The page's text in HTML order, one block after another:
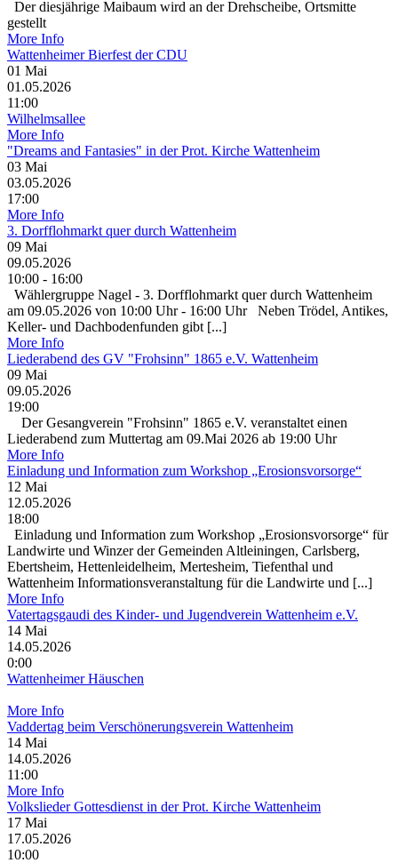
Der diesjährige Maibaum wird an der Drehscheibe, Ortsmitte
gestellt
More Info
Wattenheimer Bierfest der CDU
01 Mai
01.05.2026
11:00
Wilhelmsallee
More Info
"Dreams and Fantasies" in der Prot. Kirche Wattenheim
03 Mai
03.05.2026
17:00
More Info
3. Dorfflohmarkt quer durch Wattenheim
09 Mai
09.05.2026
10:00 - 16:00
Wählergruppe Nagel - 3. Dorfflohmarkt quer durch Wattenheim
am 09.05.2026 von 10:00 Uhr - 16:00 Uhr Neben Trödel, Antikes,
Keller- und Dachbodenfunden gibt [...]
More Info
Liederabend des GV "Frohsinn" 1865 e.V. Wattenheim
09 Mai
09.05.2026
19:00
Der Gesangverein "Frohsinn" 1865 e.V. veranstaltet einen
Liederabend zum Muttertag am 09.Mai 2026 ab 19:00 Uhr
More Info
Einladung und Information zum Workshop „Erosionsvorsorge“
12 Mai
12.05.2026
18:00
Einladung und Information zum Workshop „Erosionsvorsorge“ für
Landwirte und Winzer der Gemeinden Altleiningen, Carlsberg,
Ebertsheim, Hettenleidelheim, Mertesheim, Tiefenthal und
Wattenheim Informationsveranstaltung für die Landwirte und [...]
More Info
Vatertagsgaudi des Kinder- und Jugendverein Wattenheim e.V.
14 Mai
14.05.2026
0:00
Wattenheimer Häuschen
More Info
Vaddertag beim Verschönerungsverein Wattenheim
14 Mai
14.05.2026
11:00
More Info
Volkslieder Gottesdienst in der Prot. Kirche Wattenheim
17 Mai
17.05.2026
10:00